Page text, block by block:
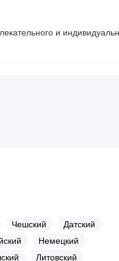
и
Чешский
Датский
Немецкий
Литовский